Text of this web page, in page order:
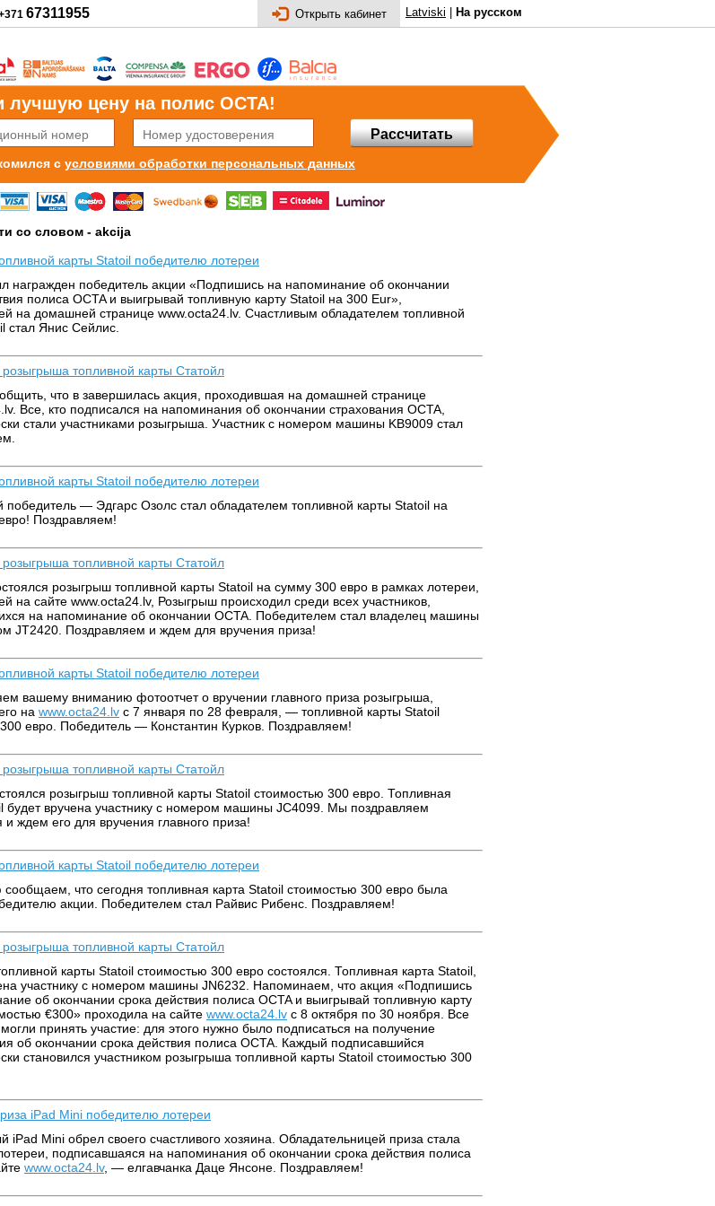
67311955 Latviski На русском
Открыть кабинет
лучшую цену на полис OCTA!
Рассчитать
с условиями обработки персональных данных
со словом - akcija
карты Statoil победителю лотереи
награжден победитель акции «Подпишись на напоминание об окончании
полиса OCTA и выигрывай топливную карту Statoil на 300 Eur»,
на домашней странице www.octa24.lv. Счастливым обладателем топливной
стал Янис Сейлис.
розыгрыша топливной карты Статойл
что в завершилась акция, проходившая на домашней странице
Все, кто подписался на напоминания об окончании страхования OCTA,
стали участниками розыгрыша. Участник с номером машины KB9009 стал
карты Statoil победителю лотереи
победитель — Эдгарс Озолс стал обладателем топливной карты Statoil на
Поздравляем!
розыгрыша топливной карты Статойл
розыгрыш топливной карты Statoil на сумму 300 евро в рамках лотереи,
на сайте www.octa24.lv, Розыгрыш происходил среди всех участников,
на напоминание об окончании OCTA. Победителем стал владелец машины
JT2420. Поздравляем и ждем для вручения приза!
карты Statoil победителю лотереи
вашему вниманию фотоотчет о вручении главного приза розыгрыша,
на www.octa24.lv с 7 января по 28 февраля, — топливной карты Statoil
евро. Победитель — Константин Курков. Поздравляем!
розыгрыша топливной карты Статойл
розыгрыш топливной карты Statoil стоимостью 300 евро. Топливная
будет вручена участнику с номером машины JС4099. Мы поздравляем
и ждем его для вручения главного приза!
карты Statoil победителю лотереи
сообщаем, что сегодня топливная карта Statoil стоимостью 300 евро была
акции. Победителем стал Райвис Рибенс. Поздравляем!
розыгрыша топливной карты Статойл
карты Statoil стоимостью 300 евро состоялся. Топливная карта Statoil,
участнику с номером машины JN6232. Напоминаем, что акция «Подпишись
об окончании срока действия полиса OCTA и выигрывай топливную карту
€300» проходила на сайте www.octa24.lv с 8 октября по 30 ноября. Все
принять участие: для этого нужно было подписаться на получение
об окончании срока действия полиса OCTA. Каждый подписавшийся
становился участником розыгрыша топливной карты Statoil стоимостью 300
iPad Mini победителю лотереи
iPad Mini обрел своего счастливого хозяина. Обладательницей приза стала
подписавшаяся на напоминания об окончании срока действия полиса
www.octa24.lv, — елгавчанка Даце Янсоне. Поздравляем!